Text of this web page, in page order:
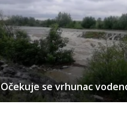
Očekuje se vrhunac